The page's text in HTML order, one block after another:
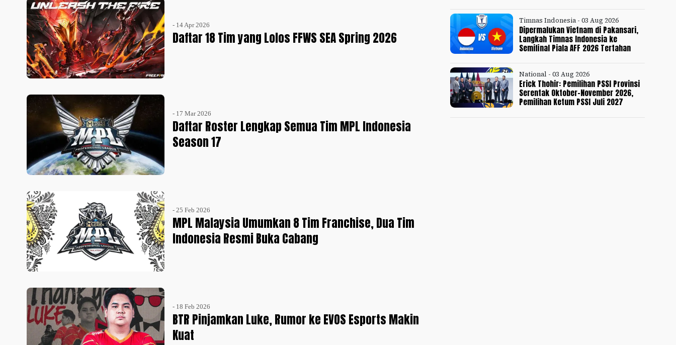
- 14 Apr 2026
Daftar 18 Tim yang Lolos FFWS SEA Spring 2026
- 17 Mar 2026
Daftar Roster Lengkap Semua Tim MPL Indonesia
Season 17
- 25 Feb 2026
MPL Malaysia Umumkan 8 Tim Franchise, Dua Tim
Indonesia Resmi Buka Cabang
- 18 Feb 2026
BTR Pinjamkan Luke, Rumor ke EVOS Esports Makin
Kuat
Timnas Indonesia - 03 Aug 2026
Dipermalukan Vietnam di Pakansari,
Langkah Timnas Indonesia ke
Semifinal Piala AFF 2026 Tertahan
National - 03 Aug 2026
Erick Thohir: Pemilihan PSSI Provinsi
Serentak Oktober-November 2026,
Pemilihan Ketum PSSI Juli 2027